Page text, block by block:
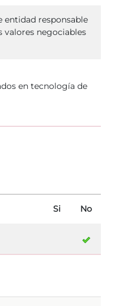
entidad responsable
valores negociables
en tecnología de
Si No